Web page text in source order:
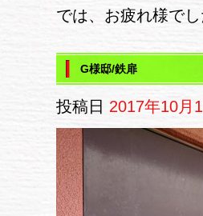
では、お疲れ様でし
G様邸/鉄扉
投稿日 2017年10月